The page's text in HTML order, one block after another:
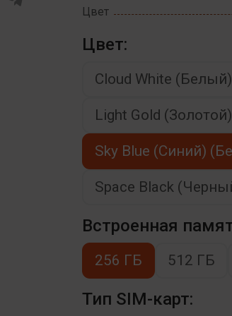
Цвет
Цвет:
Cloud White (Белый)
Light Gold
Sky Blue (Синий)
Space Black
Встроенная
256 ГБ 512 ГБ
Тип SIM-карт: